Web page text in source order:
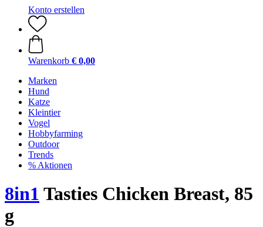
Konto erstellen
Warenkorb € 0,00
Marken
Hund
Katze
Kleintier
Vogel
Hobbyfarming
Outdoor
Trends
% Aktionen
8in1 Tasties Chicken Breast, 85
g